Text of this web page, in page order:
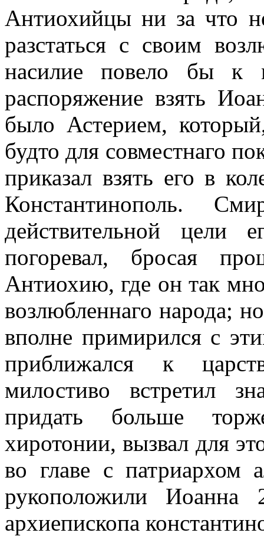
Антиохийцы ни за что
разстаться с своим
насилие повело бы к
распоряжение взять
было Астерием,
будто для совместнаго
приказал взять его в
Константинополь.
действительной цели
погоревал, бросая
Антиохию, где он так
возлюбленнаго народа;
вполне примирился с
приближался к
милостиво встретил
придать больше
хиротонии, вызвал для
во главе с патриархом
рукоположили
архиепископа